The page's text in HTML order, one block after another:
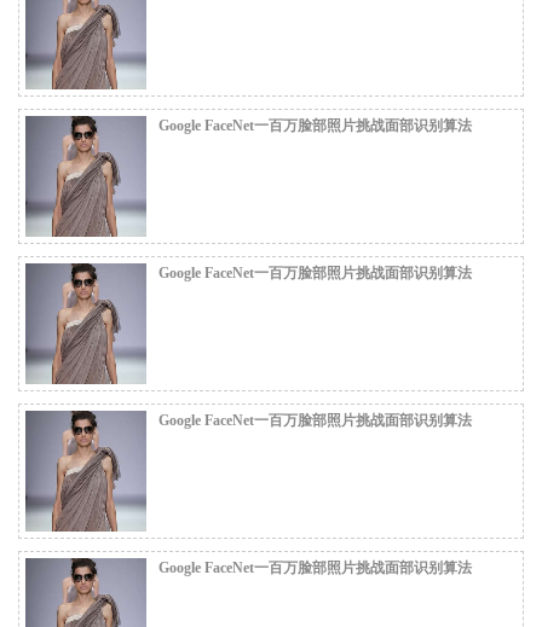
Google FaceNet一百万脸部照片挑战面部识别算法
Google FaceNet一百万脸部照片挑战面部识别算法
Google FaceNet一百万脸部照片挑战面部识别算法
Google FaceNet一百万脸部照片挑战面部识别算法